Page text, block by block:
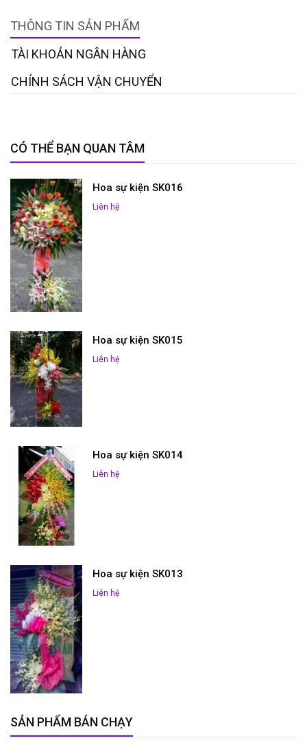
THÔNG TIN SẢN PHẨM
TÀI KHOẢN NGÂN HÀNG
CHÍNH SÁCH VẬN CHUYỂN
CÓ THỂ BẠN QUAN TÂM
Hoa sự kiện SK016
Liên hệ
Hoa sự kiện SK015
Liên hệ
Hoa sự kiện SK014
Liên hệ
Hoa sự kiện SK013
Liên hệ
SẢN PHẨM BÁN CHẠY